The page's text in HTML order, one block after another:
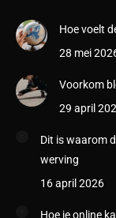
Hoe voelt
28 mei
Voorkom
29 april
Dit is waarom
werving
16 april 2026
Hoe je online